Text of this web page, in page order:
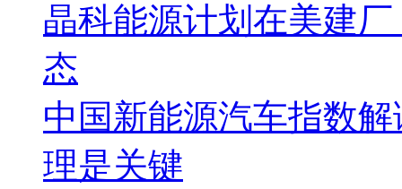
晶科能源计划在美建
态
中国新能源汽车指数
理是关键